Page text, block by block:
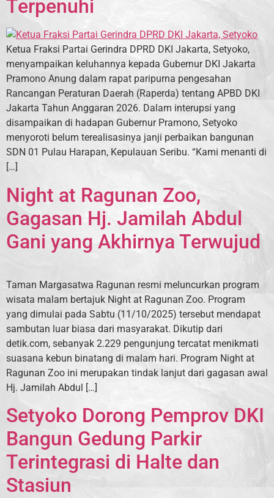
Terpenuhi
Ketua Fraksi Partai Gerindra DPRD DKI Jakarta, Setyoko,
menyampaikan keluhannya kepada Gubernur DKI Jakarta
Pramono Anung dalam rapat paripurna pengesahan
Rancangan Peraturan Daerah (Raperda) tentang APBD DKI
Jakarta Tahun Anggaran 2026. Dalam interupsi yang
disampaikan di hadapan Gubernur Pramono, Setyoko
menyoroti belum terealisasinya janji perbaikan bangunan
SDN 01 Pulau Harapan, Kepulauan Seribu. “Kami menanti di
[…]
Night at Ragunan Zoo,
Gagasan Hj. Jamilah Abdul
Gani yang Akhirnya Terwujud
Taman Margasatwa Ragunan resmi meluncurkan program
wisata malam bertajuk Night at Ragunan Zoo. Program
yang dimulai pada Sabtu (11/10/2025) tersebut mendapat
sambutan luar biasa dari masyarakat. Dikutip dari
detik.com, sebanyak 2.229 pengunjung tercatat menikmati
suasana kebun binatang di malam hari. Program Night at
Ragunan Zoo ini merupakan tindak lanjut dari gagasan awal
Hj. Jamilah Abdul […]
Setyoko Dorong Pemprov DKI
Bangun Gedung Parkir
Terintegrasi di Halte dan
Stasiun